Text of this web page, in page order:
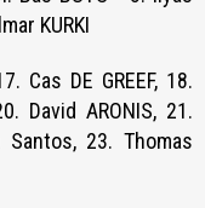
KURKI
Cas DE GREEF, 18.
David ARONIS, 21.
Santos, 23. Thomas